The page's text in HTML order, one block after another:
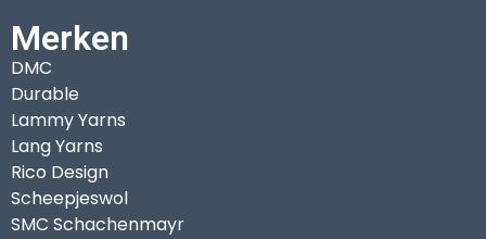
Merken
DMC
Durable
Lammy Yarns
Lang Yarns
Rico Design
Scheepjeswol
SMC Schachenmayr